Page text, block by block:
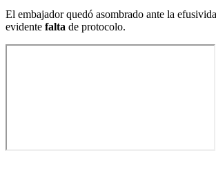
El embajador quedó asombrado ante la
evidente falta de protocolo.